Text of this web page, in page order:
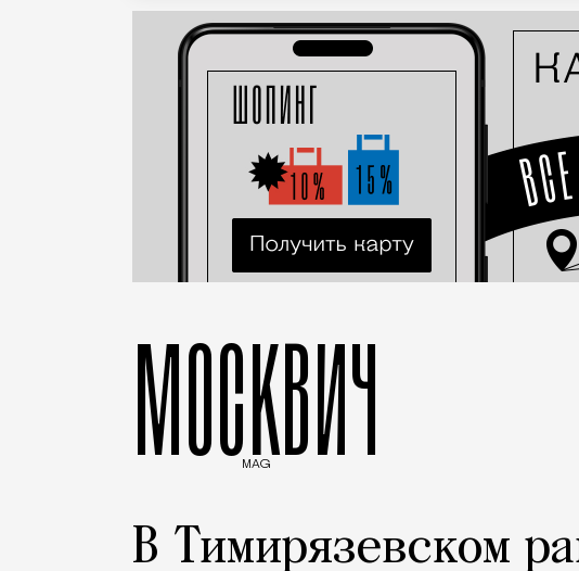
МОСКВИЧ
MAG
В Тимирязевском